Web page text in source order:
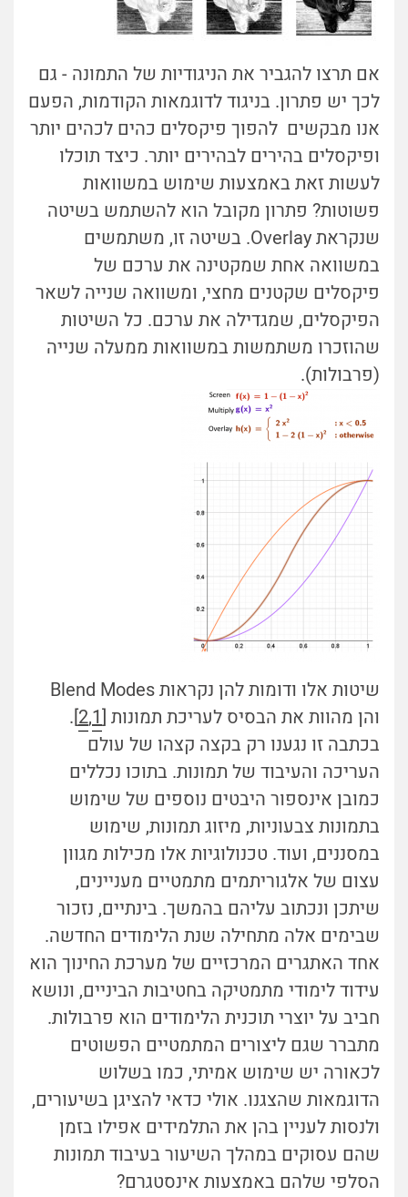
אם תרצו להגביר את הניגודיות של התמונה - גם
לכך יש פתרון. בניגוד לדוגמאות הקודמות, הפעם
אנו מבקשים להפוך פיקסלים כהים לכהים יותר
ופיקסלים בהירים לבהירים יותר. כיצד תוכלו
לעשות זאת באמצעות שימוש במשוואות
פשוטות? פתרון מקובל הוא להשתמש בשיטה
שנקראת Overlay. בשיטה זו, משתמשים
במשוואה אחת שמקטינה את ערכם של
פיקסלים שקטנים מחצי, ומשוואה שנייה לשאר
הפיקסלים, שמגדילה את ערכם. כל השיטות
שהוזכרו משתמשות במשוואות ממעלה שנייה
(פרבולות).
שיטות אלו ודומות להן נקראות Blend Modes
והן מהוות את הבסיס לעריכת תמונות [ 2,1
].
בכתבה זו נגענו רק בקצה קצהו של עולם
העריכה והעיבוד של תמונות. בתוכו נכללים
כמובן אינספור היבטים נוספים של שימוש
בתמונות צבעוניות, מיזוג תמונות, שימוש
במסננים, ועוד. טכנולוגיות אלו מכילות מגוון
עצום של אלגוריתמים מתמטיים מעניינים,
שיתכן ונכתוב עליהם בהמשך. בינתיים, נזכור
שבימים אלה מתחילה שנת הלימודים החדשה.
אחד האתגרים המרכזיים של מערכת החינוך הוא
עידוד לימודי מתמטיקה בחטיבות הביניים, ונושא
חביב על יוצרי תוכנית הלימודים הוא פרבולות.
מתברר שגם ליצורים המתמטיים הפשוטים
לכאורה יש שימוש אמיתי, כמו בשלוש
הדוגמאות שהצגנו. אולי כדאי להציגן בשיעורים,
ולנסות לעניין בהן את התלמידים אפילו בזמן
שהם עסוקים במהלך השיעור בעיבוד תמונות
הסלפי שלהם באמצעות אינסטגרם?